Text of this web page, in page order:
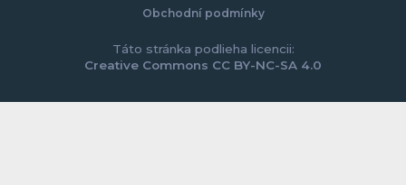
Obchodní podmínky
Táto stránka podlieha licencii:
Creative Commons CC BY-NC-SA 4.0